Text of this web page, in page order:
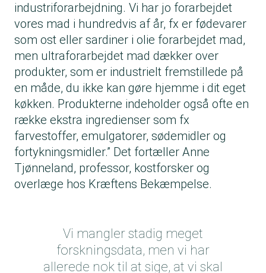
industriforarbejdning. Vi har jo forarbejdet
vores mad i hundredvis af år, fx er fødevarer
som ost eller sardiner i olie forarbejdet mad,
men ultraforarbejdet mad dækker over
produkter, som er industrielt fremstillede på
en måde, du ikke kan gøre hjemme i dit eget
køkken. Produkterne indeholder også ofte en
række ekstra ingredienser som fx
farvestoffer, emulgatorer, sødemidler og
fortykningsmidler.” Det fortæller Anne
Tjønneland, professor, kostforsker og
overlæge hos Kræftens Bekæmpelse.
Vi mangler stadig meget
forskningsdata, men vi har
allerede nok til at sige, at vi skal